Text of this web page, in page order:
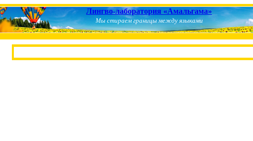
Лингво-лаборатория «Амальгама»
Мы стираем границы между языками